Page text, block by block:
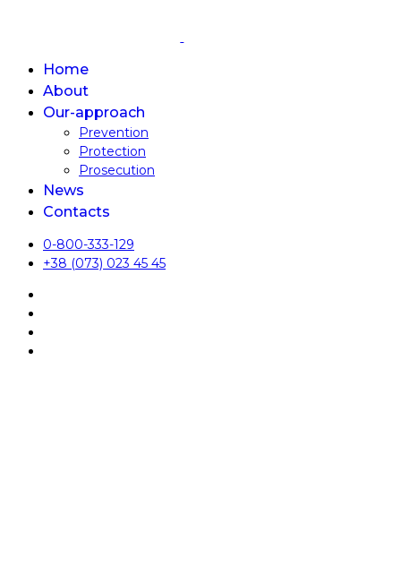
Home
About
Our-approach
Prevention
Protection
Prosecution
News
Contacts
0-800-333-129
+38 (073) 023 45 45